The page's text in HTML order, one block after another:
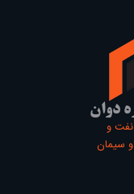
دوان
نفت و
و سیمان